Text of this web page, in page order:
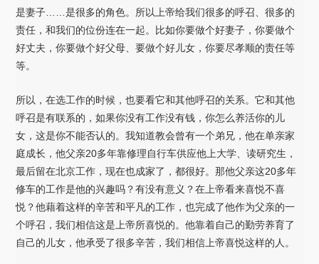
是妻子……是很多的角色。所以上帝给我们很多的呼召、很多的
责任，和我们的位份连在一起。比如你要做个好妻子，你要做个
好丈夫，你要做个好父母、要做个好儿女，你要尽孝顺的责任等
等。
所以，在选工作的时候，也要看它和其他呼召的关系。它和其他
呼召是有联系的，如果你没有工作没有钱，你怎么养活你的儿
女，这是你不能否认的。我知道教会曾有一个弟兄，他在单亲家
庭成长，他父亲20多年靠修理自行车供应他上大学、读研究生，
最后留在北京工作，现在也成家了，都很好。那他父亲这20多年
修车的工作是他的兴趣吗？有没有意义？在上帝看来喜悦不喜
悦？他藉着这样的辛苦和平凡的工作，也完成了他作为父亲的一
个呼召，我们相信这是上帝所喜悦的。他靠着自己的勤劳养育了
自己的儿女，他承受了很多辛苦，我们相信上帝喜悦这样的人。